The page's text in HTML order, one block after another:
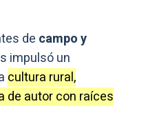
de campo y
impulsó un
cultura rural,
de autor con raíces